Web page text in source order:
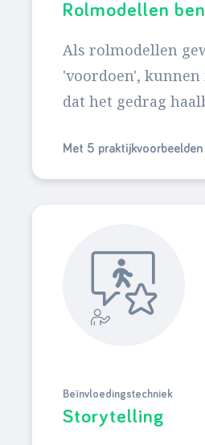
Rolmodellen
Als rolmodellen
'voordoen', kunnen
dat het gedrag
Met 5 praktijkvoorbeelden
Beïnvloedingstechniek
Storytelling